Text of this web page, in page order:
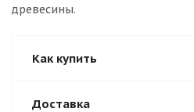
древесины.
Как купить
Доставка